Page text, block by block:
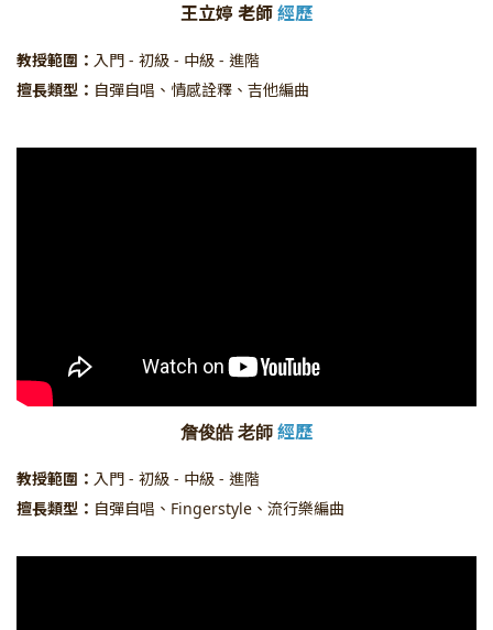
王立婷 老師經歷
教授範圍： 入門 - 初級 - 中級 - 進階
擅長類型： 自彈自唱、情感詮釋、吉他編曲
詹俊皓 老師 經歷
教授範圍： 入門 - 初級 - 中級 - 進階
擅長類型： 自彈自唱、Fingerstyle、流行樂編曲